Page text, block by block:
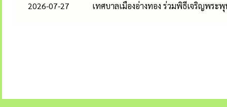
2026-07-27
เทศบาลเมืองอ่างทอง ร่วมพิธีเจริญพระ